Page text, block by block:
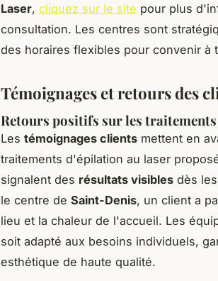
Laser, cliquez sur le site pour plus
consultation. Les centres sont
des horaires flexibles pour convenir à
Témoignages et retours des
Retours positifs sur les
Les témoignages clients mettent en
traitements d'épilation au laser
signalent des résultats visibles dès
le centre de Saint-Denis, un client a
lieu et la chaleur de l'accueil. Les
soit adapté aux besoins individuels,
esthétique de haute qualité.